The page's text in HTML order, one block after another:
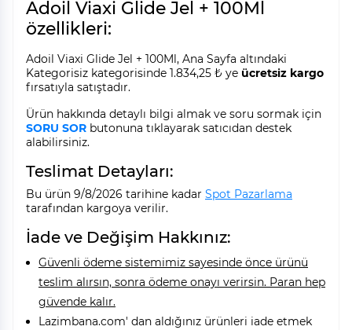
Adoil Viaxi Glide Jel + 100Ml
özellikleri:
Adoil Viaxi Glide Jel + 100Ml, Ana Sayfa altındaki
Kategorisiz kategorisinde 1.834,25 ₺ ye ücretsiz kargo
fırsatıyla satıştadır.
Ürün hakkında detaylı bilgi almak ve soru sormak için
SORU SOR butonuna tıklayarak satıcıdan destek
alabilirsiniz.
Teslimat Detayları:
Bu ürün 9/8/2026 tarihine kadar Spot Pazarlama
tarafından kargoya verilir.
İade ve Değişim Hakkınız:
Güvenli ödeme sistemimiz sayesinde önce ürünü
teslim alırsın, sonra ödeme onayı verirsin. Paran hep
güvende kalır.
Lazimbana.com' dan aldığınız ürünleri iade etmek